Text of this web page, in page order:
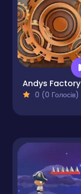
Andys Factory
0 (0 Голосів)